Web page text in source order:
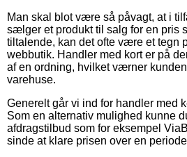
Man skal blot være så påvagt, at i
sælger et produkt til salg for en pris
tiltalende, kan det ofte være et tegn
webbutik. Handler med kort er på
af en ordning, hvilket værner
varehuse.
Generelt går vi ind for handler med
Som en alternativ mulighed kunne
afdragstilbud som for eksempel
sinde at klare prisen over en